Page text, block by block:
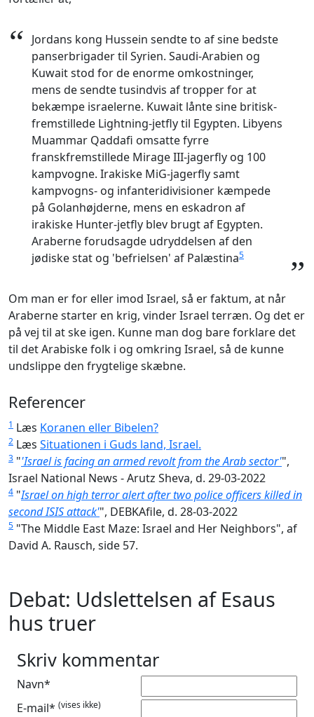
“ Jordans kong Hussein sendte to af sine bedste
panserbrigader til Syrien. Saudi-Arabien og
Kuwait stod for de enorme omkostninger,
mens de sendte tusindvis af tropper for at
bekæmpe israelerne. Kuwait lånte sine britisk-
fremstillede Lightning-jetfly til Egypten. Libyens
Muammar Qaddafi omsatte fyrre
franskfremstillede Mirage III-jagerfly og 100
kampvogne. Irakiske MiG-jagerfly samt
kampvogns- og infanteridivisioner kæmpede
på Golanhøjderne, mens en eskadron af
irakiske Hunter-jetfly blev brugt af Egypten.
Araberne forudsagde udryddelsen af den
jødiske stat og 'befrielsen' af Palæstina5 ”
Om man er for eller imod Israel, så er faktum, at når
Araberne starter en krig, vinder Israel terræn. Og det er
på vej til at ske igen. Kunne man dog bare forklare det
til det Arabiske folk i og omkring Israel, så de kunne
undslippe den frygtelige skæbne.
Referencer
1 Læs Koranen eller Bibelen?
2 Læs Situationen i Guds land, Israel.
3 "'Israel is facing an armed revolt from the Arab sector'",
Israel National News - Arutz Sheva, d. 29-03-2022
4 "Israel on high terror alert after two police officers killed in
second ISIS attack'", DEBKAfile, d. 28-03-2022
5 "The Middle East Maze: Israel and Her Neighbors", af
David A. Rausch, side 57.
Debat: Udslettelsen af Esaus
hus truer
Skriv kommentar
Navn*
E-mail* (vises ikke)